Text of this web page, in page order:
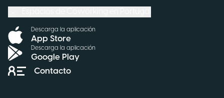
Descarga la aplicación
App Store
Descarga la aplicación
Google Play
Contacto